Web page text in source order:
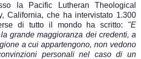
la Pacific Lutheran Theological
California, che ha intervistato 1.300
di tutto il mondo ha scritto: "E
grande maggioranza dei credenti, a
a cui appartengono, non vedono
personali nel caso di un